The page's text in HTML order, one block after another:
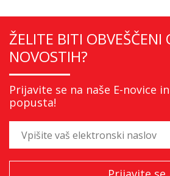
ŽELITE BITI OBVEŠČENI
NOVOSTIH?
Prijavite se na naše E-novice
popusta!